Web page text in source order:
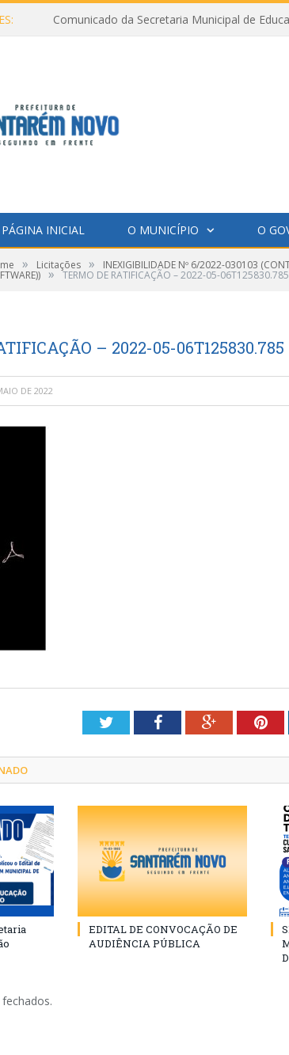
Comunicado da Secretaria Municipal de
PÁGINA INICIAL O MUNICÍPIO O
» Licitações » INEXIGIBILIDADE Nº 6/2022-030103
» TERMO DE RATIFICAÇÃO – 2022-05-06T125830.785
– 2022-05-06T125830.785
DE 2022
TwitterFacebookGoogle+
EDITAL DE CONVOCAÇÃO DE
AUDIÊNCIA PÚBLICA